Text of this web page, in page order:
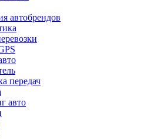
автобрендов
передач
авто